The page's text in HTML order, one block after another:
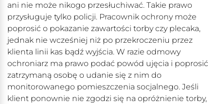
ani nie może nikogo przesłuchiwać. Takie prawo
przysługuje tylko policji. Pracownik ochrony może
poprosić o pokazanie zawartości torby czy plecaka,
jednak nie wcześniej niż po przekroczeniu przez
klienta linii kas bądź wyjścia. W razie odmowy
ochroniarz ma prawo podać powód ujęcia i poprosić
zatrzymaną osobę o udanie się z nim do
monitorowanego pomieszczenia socjalnego. Jeśli
klient ponownie nie zgodzi się na opróżnienie torby,